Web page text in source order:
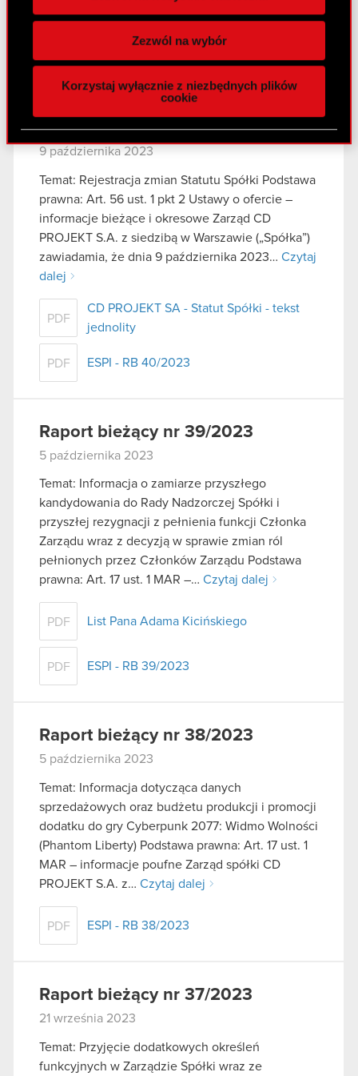
Wykorzystujemy pliki cookie do
funkcje społecznościowe i analizować ruch w
naszej witrynie. Informacje o tym, jak korzystasz
z naszej witryny, udostępniamy partnerom
Partnerzy mogą połączyć te informacje z innymi
danymi otrzymanymi od Ciebie lub uzyskanymi
korzystanie z naszej witryny, zgadasz się na
używanie plików cookie.
Zezwól na wybór
Korzystaj wyłącznie z niezbędnych plików
cookie
PDF
Zawiadomienie Michała Kicińskiego - 13
listopada 2023
PDF ESPI - RB 41/2023
Raport bieżący nr 40/2023
9 października 2023
Temat: Rejestracja zmian Statutu Spółki Podstawa
prawna: Art. 56 ust. 1 pkt 2 Ustawy o ofercie –
informacje bieżące i okresowe Zarząd CD
PROJEKT S.A. z siedzibą w Warszawie („Spółka”)
zawiadamia, że dnia 9 października 2023… Czytaj
dalej
PDF
CD PROJEKT SA - Statut Spółki - tekst
jednolity
PDF ESPI - RB 40/2023
Raport bieżący nr 39/2023
5 października 2023
Temat: Informacja o zamiarze przyszłego
kandydowania do Rady Nadzorczej Spółki i
przyszłej rezygnacji z pełnienia funkcji Członka
Zarządu wraz z decyzją w sprawie zmian ról
pełnionych przez Członków Zarządu Podstawa
prawna: Art. 17 ust. 1 MAR –… Czytaj dalej
PDF List Pana Adama Kicińskiego
PDF ESPI - RB 39/2023
Raport bieżący nr 38/2023
5 października 2023
Temat: Informacja dotycząca danych
sprzedażowych oraz budżetu produkcji i promocji
dodatku do gry Cyberpunk 2077: Widmo Wolności
(Phantom Liberty) Podstawa prawna: Art. 17 ust. 1
MAR – informacje poufne Zarząd spółki CD
PROJEKT S.A. z… Czytaj dalej
PDF ESPI - RB 38/2023
Raport bieżący nr 37/2023
21 września 2023
Temat: Przyjęcie dodatkowych określeń
funkcyjnych w Zarządzie Spółki wraz ze